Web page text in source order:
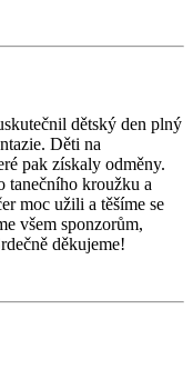
dětský den plný
Děti na
pak získaly odměny.
tanečního kroužku a
moc užili a těšíme se
všem sponzorům,
děkujeme!